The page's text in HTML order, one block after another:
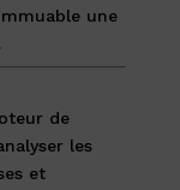
une
de
les
et